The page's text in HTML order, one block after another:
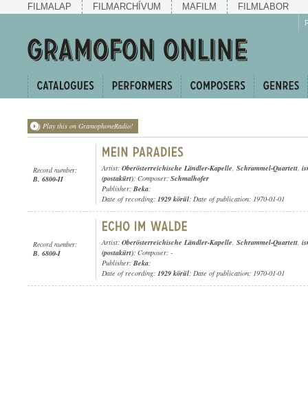
FILMALAP FILMARCHÍVUM MAFILM FILMLABOR
Play this on GramophoneRadio!
Record number:
B. 6800-II
Artist: Oberösterreichische Ländler-Kapelle, Schrammel-Quartett,
(postakürt); Composer: Schmalhofer
Publisher: Beka;
Date of recording: 1929 körül; Date of publication: 1970-01-01
Record number:
B. 6800-I
Artist: Oberösterreichische Ländler-Kapelle, Schrammel-Quartett,
(postakürt); Composer: -
Publisher: Beka;
Date of recording: 1929 körül; Date of publication: 1970-01-01